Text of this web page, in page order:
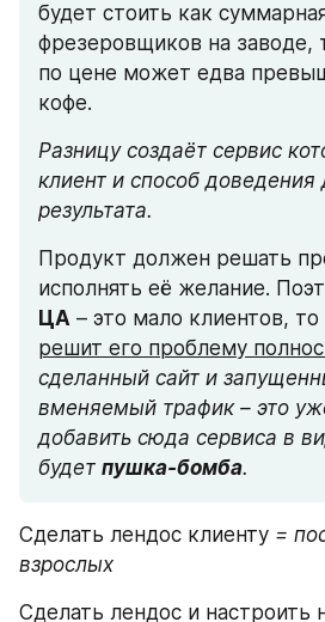
будет стоить как
фрезеровщиков на заводе,
по цене может едва
кофе.
Разницу создаёт сервис
клиент и способ
результата.
Продукт должен решать
исполнять её желание.
ЦА – это мало клиентов, то
решит его проблему
сделанный сайт и
вменяемый трафик – это
добавить сюда сервиса в
будет пушка-бомба.
Сделать лендос клиенту =
взрослых
Сделать лендос и настроить